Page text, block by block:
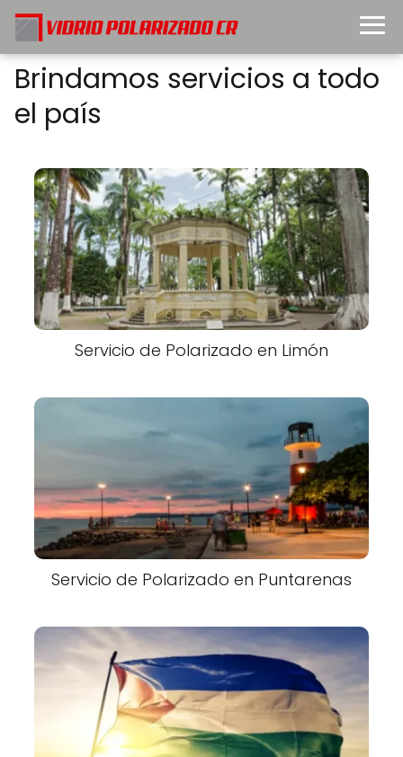
Brindamos servicios a todo
el país
Servicio de Polarizado en Limón
Servicio de Polarizado en Puntarenas